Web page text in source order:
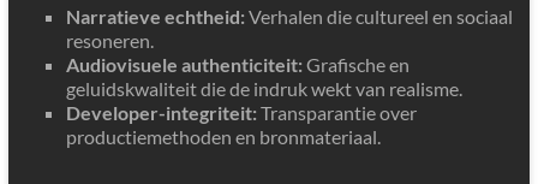
Narratieve echtheid: Verhalen die cultureel en sociaal
resoneren.
Audiovisuele authenticiteit: Grafische en
geluidskwaliteit die de indruk wekt van realisme.
Developer-integriteit: Transparantie over
productiemethoden en bronmateriaal.